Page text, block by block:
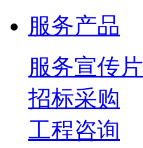
服务产品
服务宣传片
招标采购
工程咨询